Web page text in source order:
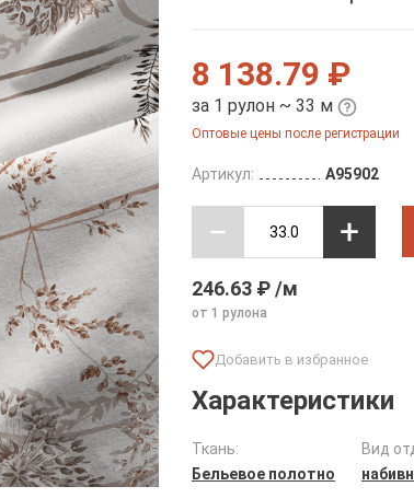
8 138.79 ₽
за 1 рулон ~ 33 м
Оптовые цены после регистрации
Артикул: A95902
246.63 ₽ /м
от 1 рулона
Характеристики
Ткань:
Бельевое полотно
Вид